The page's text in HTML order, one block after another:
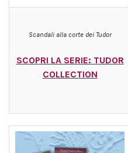
Scandali alla corte dei Tudor
SCOPRI LA SERIE: TUDOR
COLLECTION